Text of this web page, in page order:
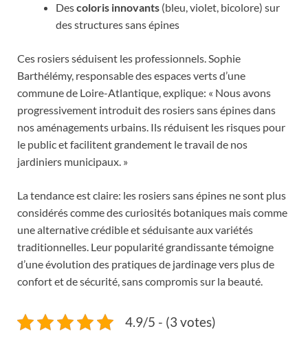
Descoloris innovants (bleu, violet, bicolore) sur
des structures sans épines
Ces rosiers séduisent les professionnels. Sophie
Barthélémy, responsable des espaces verts d’une
commune de Loire-Atlantique, explique: « Nous avons
progressivement introduit des rosiers sans épines dans
nos aménagements urbains. Ils réduisent les risques pour
le public et facilitent grandement le travail de nos
jardiniers municipaux. »
La tendance est claire: les rosiers sans épines ne sont plus
considérés comme des curiosités botaniques mais comme
une alternative crédible et séduisante aux variétés
traditionnelles. Leur popularité grandissante témoigne
d’une évolution des pratiques de jardinage vers plus de
confort et de sécurité, sans compromis sur la beauté.
4.9/5 - (3 votes)